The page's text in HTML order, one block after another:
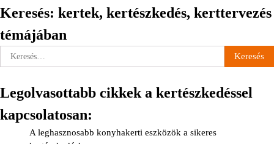
Keresés: kertek, kertészkedés, kerttervezés
témájában
Keresés:
Legolvasottabb cikkek a kertészkedéssel
kapcsolatosan:
A leghasznosabb konyhakerti eszközök a sikeres